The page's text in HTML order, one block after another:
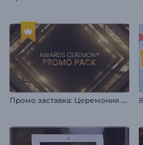
П
ромо заставка: Церемония награждения